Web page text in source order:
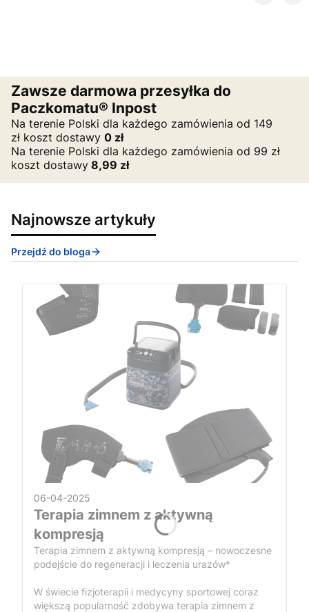
Zawsze darmowa przesyłka do
Paczkomatu® Inpost
Na terenie Polski dla każdego zamówienia od 149
zł koszt dostawy 0 zł
Na terenie Polski dla każdego zamówienia od 99 zł
koszt dostawy 8,99 zł
Najnowsze artykuły
Przejdź do bloga
06-04-2025
Terapia zimnem z aktywną
kompresją
Terapia zimnem z aktywną kompresją – nowoczesne
podejście do regeneracji i leczenia urazów*
W świecie fizjoterapii i medycyny sportowej coraz
większą popularność zdobywa terapia zimnem z